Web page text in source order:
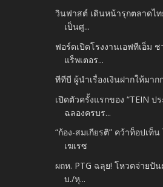
วินฟาสต์ เดินหน้ารุกตลาดไ
เป็นศู...
ฟอร์ดเปิดโรงงานเอฟทีเอ็ม ช
แร็พเตอร...
ทีทีบี ผู้นำเรื่องเงินฝากให้มาก
เปิดตัวครั้งแรกของ “TEIN ป
ฉลองครบร...
“ก้อง-สมเกียรติ” คว้าท็อปเท็
เฆเรซ
ผถห. PTG ฉลุย! โหวตจ่ายปั
บ./หุ...